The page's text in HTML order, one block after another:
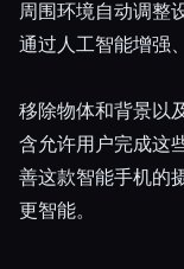
关于
周围环境自动调整
通过人工智能增强
移除物体和背景以
含允许用户完成这
善这款智能手机的
更智能。